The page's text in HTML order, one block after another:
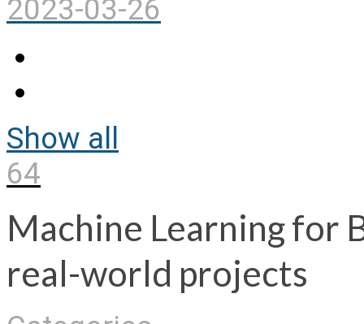
2023-03-26
Show all
64
Machine Learning for
real-world projects